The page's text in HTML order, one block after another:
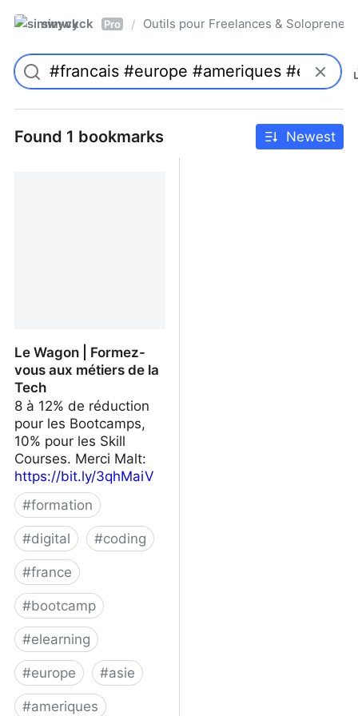
simwyck Pro / Outils pour Freelances &
Found 1 bookmarks Newest
Le Wagon | Formez-
vous aux métiers de la
Tech
8 à 12% de réduction
pour les Bootcamps,
10% pour les Skill
Courses. Merci Malt:
https://bit.ly/3qhMaiV
#formation
#digital #coding
#france
#bootcamp
#elearning
#europe #asie
#ameriques